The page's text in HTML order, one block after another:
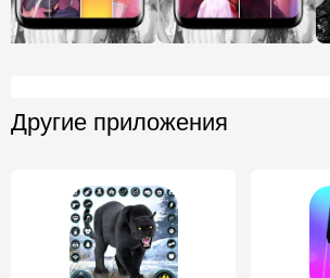
Другие приложения